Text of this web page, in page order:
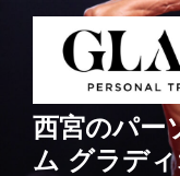
西宮のパー
ム グラデ